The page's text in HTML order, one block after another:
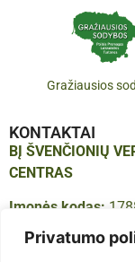
Privatumo
Gražiausios
KONTAKTAI
BĮ ŠVENČIONIŲ
CENTRAS
Įmonės kodas:
Adresas:Vilniaus g.
+370 683 614